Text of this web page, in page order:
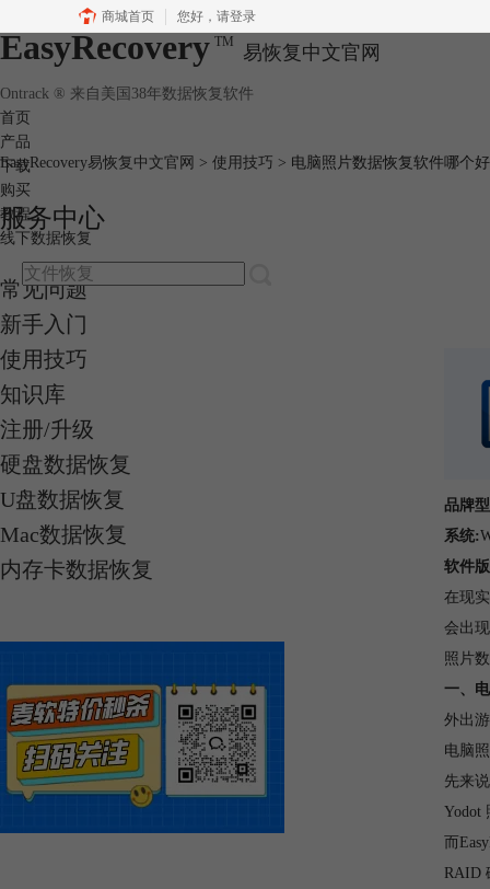
商城首页 您好， 请登录
EasyRecovery TM 易恢复中文官网
Ontrack ® 来自美国38年数据恢复软件
首页
产品
下载
购买
教程
线下数据恢复
EasyRecovery易恢复中文官网 > 使用技巧 > 电脑照片数据恢复软件哪个
服务中心
常见问题
新手入门
使用技巧
知识库
注册/升级
硬盘数据恢复
U盘数据恢复
Mac数据恢复
内存卡数据恢复
品牌
系统:
软件
在现
会出
照片
一、
外出
电脑
先来
Yodot
而
RAID